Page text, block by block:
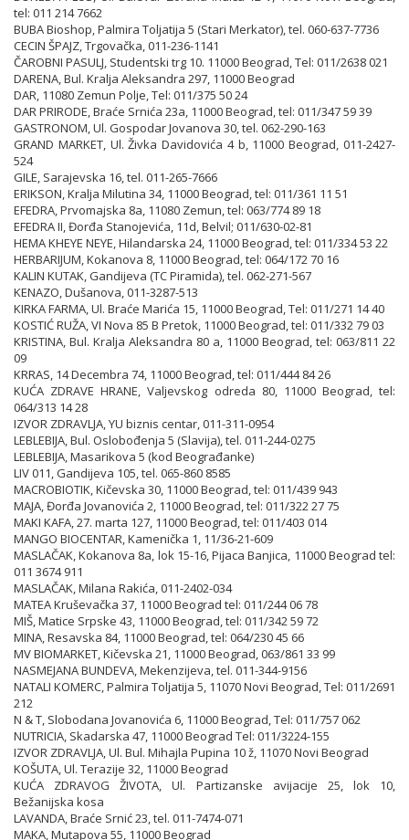
tel: 011 214 7662
BUBA Bioshop, Palmira Toljatija 5 (Stari Merkator), tel. 060-637-7736
CECIN ŠPAJZ, Trgovačka, 011-236-1141
ČAROBNI PASULJ, Studentski trg 10. 11000 Beograd, Tel: 011/2638 021
DARENA, Bul. Kralja Aleksandra 297, 11000 Beograd
DAR, 11080 Zemun Polje, Tel: 011/375 50 24
DAR PRIRODE, Braće Srnića 23a, 11000 Beograd, tel: 011/347 59 39
GASTRONOM, Ul. Gospodar Jovanova 30, tel. 062-290-163
GRAND MARKET, Ul. Živka Davidovića 4 b, 11000 Beograd, 011-2427-
524
GILE, Sarajevska 16, tel. 011-265-7666
ERIKSON, Kralja Milutina 34, 11000 Beograd, tel: 011/361 11 51
EFEDRA, Prvomajska 8a, 11080 Zemun, tel: 063/774 89 18
EFEDRA II, Đorđa Stanojevića, 11d, Belvil; 011/630-02-81
HEMA KHEYE NEYE, Hilandarska 24, 11000 Beograd, tel: 011/334 53 22
HERBARIJUM, Kokanova 8, 11000 Beograd, tel: 064/172 70 16
KALIN KUTAK, Gandijeva (TC Piramida), tel. 062-271-567
KENAZO, Dušanova, 011-3287-513
KIRKA FARMA, Ul. Braće Marića 15, 11000 Beograd, Tel: 011/271 14 40
KOSTIĆ RUŽA, VI Nova 85 B Pretok, 11000 Beograd, tel: 011/332 79 03
KRISTINA, Bul. Kralja Aleksandra 80 a, 11000 Beograd, tel: 063/811 22
09
KRRAS, 14 Decembra 74, 11000 Beograd, tel: 011/444 84 26
KUĆA ZDRAVE HRANE, Valjevskog odreda 80, 11000 Beograd, tel:
064/313 14 28
IZVOR ZDRAVLJA, YU biznis centar, 011-311-0954
LEBLEBIJA, Bul. Oslobođenja 5 (Slavija), tel. 011-244-0275
LEBLEBIJA, Masarikova 5 (kod Beograđanke)
LIV 011, Gandijeva 105, tel. 065-860 8585
MACROBIOTIK, Kičevska 30, 11000 Beograd, tel: 011/439 943
MAJA, Đorđa Jovanovića 2, 11000 Beograd, tel: 011/322 27 75
MAKI KAFA, 27. marta 127, 11000 Beograd, tel: 011/403 014
MANGO BIOCENTAR, Kamenička 1, 11/36-21-609
MASLAČAK, Kokanova 8a, lok 15-16, Pijaca Banjica, 11000 Beograd tel:
011 3674 911
MASLAČAK, Milana Rakića, 011-2402-034
MATEA Kruševačka 37, 11000 Beograd tel: 011/244 06 78
MIŠ, Matice Srpske 43, 11000 Beograd, tel: 011/342 59 72
MINA, Resavska 84, 11000 Beograd, tel: 064/230 45 66
MV BIOMARKET, Kičevska 21, 11000 Beograd, 063/861 33 99
NASMEJANA BUNDEVA, Mekenzijeva, tel. 011-344-9156
NATALI KOMERC, Palmira Toljatija 5, 11070 Novi Beograd, Tel: 011/2691
212
N & T, Slobodana Jovanovića 6, 11000 Beograd, Tel: 011/757 062
NUTRICIA, Skadarska 47, 11000 Beograd Tel: 011/3224-155
IZVOR ZDRAVLJA, Ul. Bul. Mihajla Pupina 10 ž, 11070 Novi Beograd
KOŠUTA, Ul. Terazije 32, 11000 Beograd
KUĆA ZDRAVOG ŽIVOTA, Ul. Partizanske avijacije 25, lok 10,
Bežanijska kosa
LAVANDA, Braće Srnić 23, tel. 011-7474-071
MAKA, Mutapova 55, 11000 Beograd